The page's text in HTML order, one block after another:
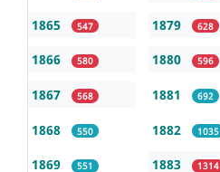
1865 547
1866 580
1867 568
1868 550
1869 551
1879 628
1880 596
1881 692
1882 1035
1883 1314